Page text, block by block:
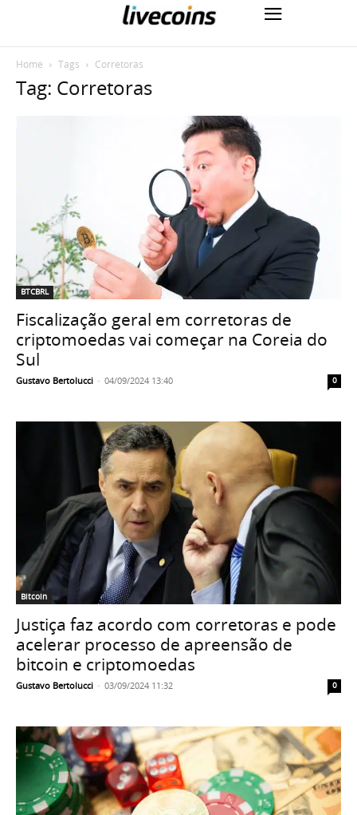
Home Tags Corretoras
Tag: Corretoras
BTCBRL
Fiscalização geral em corretoras de
criptomoedas vai começar na Coreia do
Sul
Gustavo Bertolucci - 04/09/2024 13:40 0
Bitcoin
Justiça faz acordo com corretoras e pode
acelerar processo de apreensão de
bitcoin e criptomoedas
Gustavo Bertolucci - 03/09/2024 11:32 0